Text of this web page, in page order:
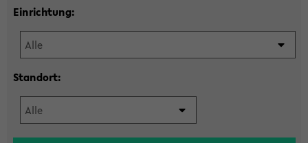
Einrichtung:
Standort: